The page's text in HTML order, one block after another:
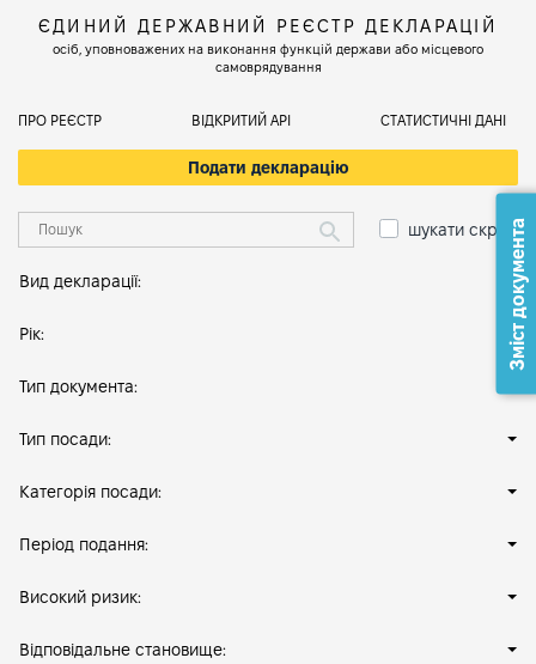
ЄДИНИЙ ДЕРЖАВНИЙ РЕЄСТР ДЕКЛАРАЦІЙ
осіб, уповноважених на виконання функцій держави або місцевого
самоврядування
ПРО РЕЄСТР ВІДКРИТИЙ АРІ СТАТИСТИЧНІ ДАНІ
Подати декларацію
шукати скрізь
Вид декларації:
Рік:
Тип документа:
Тип посади:
Категорія посади:
Період подання:
Високий ризик:
Відповідальне становище:
Зміст документа